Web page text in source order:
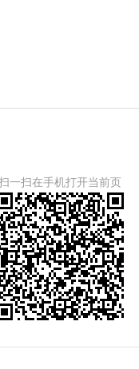
一扫在手机打开当前页